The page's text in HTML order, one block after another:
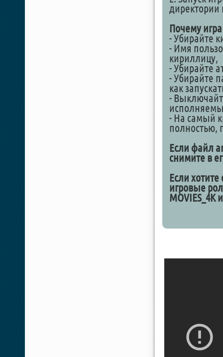
директории
Почему
- Убирайте
- Имя
кириллицу,
- Убирайте
- Убирайте
как
-
- На самый
полностью,
Если файл
снимите в
Если хотите
игровые
MOVIES_4K